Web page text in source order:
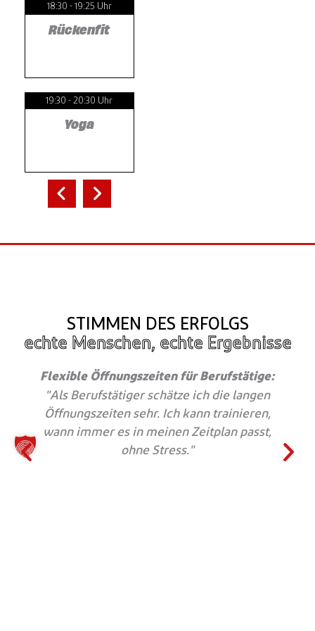
18:30 - 19:25 Uhr
Rückenfit
19:30 - 20:30 Uhr
Yoga
STIMMEN DES ERFOLGS
echte Menschen, echte Ergebnisse
Flexible Öffnungszeiten für Berufstätige:
"Als Berufstätiger schätze ich die langen
Öffnungszeiten sehr. Ich kann trainieren,
wann immer es in meinen Zeitplan passt,
ohne Stress."